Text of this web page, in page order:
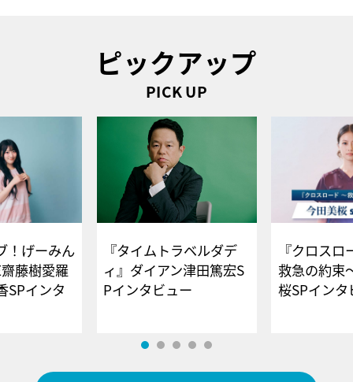
ピックアップ
PICK UP
！げーみん
藤樹愛羅
SPインタ
『タイムトラベルダデ
ィ』ダイアン津田篤宏S
Pインタビュー
『クロス
救急の約束
桜SPイ